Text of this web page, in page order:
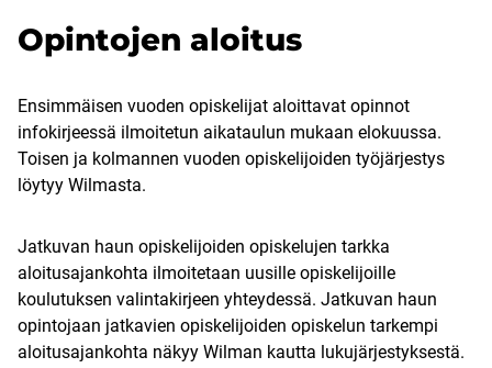
Opintojen aloitus
Ensimmäisen vuoden opiskelijat aloittavat opinnot
infokirjeessä ilmoitetun aikataulun mukaan elokuussa.
Toisen ja kolmannen vuoden opiskelijoiden työjärjestys
löytyy Wilmasta.
Jatkuvan haun opiskelijoiden opiskelujen tarkka
aloitusajankohta ilmoitetaan uusille opiskelijoille
koulutuksen valintakirjeen yhteydessä. Jatkuvan haun
opintojaan jatkavien opiskelijoiden opiskelun tarkempi
aloitusajankohta näkyy Wilman kautta lukujärjestyksestä.